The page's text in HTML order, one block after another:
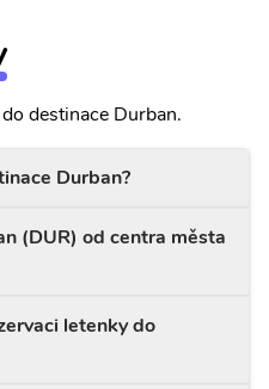
destinace Durban.
Durban?
(DUR) od centra města
letenky do